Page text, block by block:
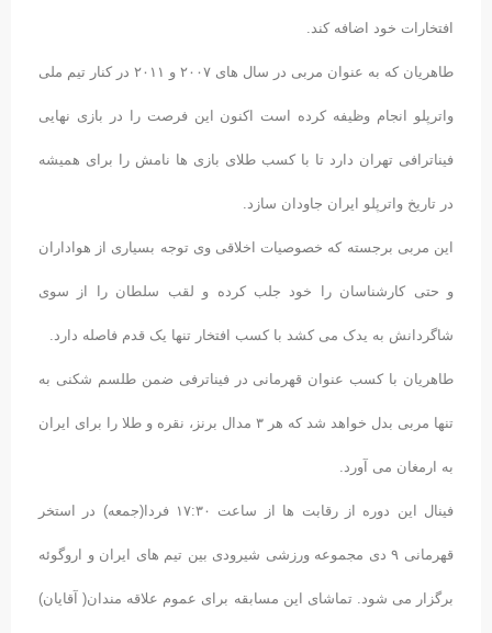
افتخارات خود اضافه کند.
طاهریان که به عنوان مربی در سال های ۲۰۰۷ و ۲۰۱۱ در کنار تیم ملی
واترپلو انجام وظیفه کرده است اکنون این فرصت را در بازی نهایی
فیناترافی تهران دارد تا با کسب طلای بازی ها نامش را برای همیشه
در تاریخ واترپلو ایران جاودان سازد.
این مربی برجسته که خصوصیات اخلاقی وی توجه بسیاری از هواداران
و حتی کارشناسان را خود جلب کرده و لقب سلطان را از سوی
شاگردانش به یدک می کشد با کسب افتخار تنها یک قدم فاصله دارد.
طاهریان با کسب عنوان قهرمانی در فیناترفی ضمن طلسم شکنی به
تنها مربی بدل خواهد شد که هر ۳ مدال برنز، نقره و طلا را برای ایران
به ارمغان می آورد.
فینال این دوره از رقابت ها از ساعت ۱۷:۳۰ فردا(جمعه) در استخر
قهرمانی ۹ دی مجموعه ورزشی شیرودی بین تیم های ایران و اروگوئه
برگزار می شود. تماشای این مسابقه برای عموم علاقه مندان( آقایان)